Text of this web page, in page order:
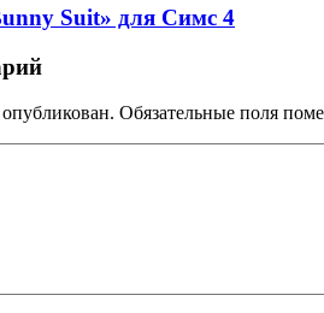
Suit» для Симс 4
Обязательные поля